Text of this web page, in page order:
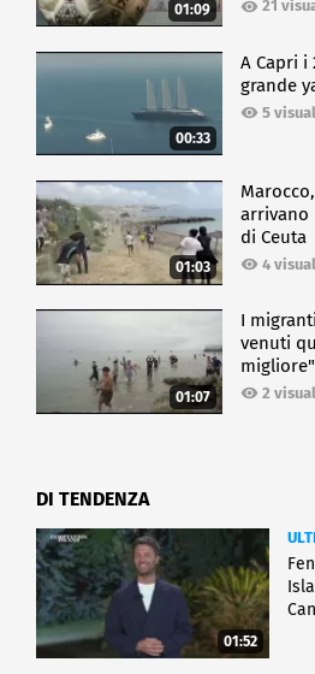
01:09 21
00:33
A Capri i
grande
5
01:03
arrivano
di Ceuta
4
01:07
I
venuti
migliore"
2
DI TENDENZA
01:52